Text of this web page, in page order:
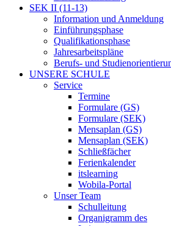
SEK II (11-13)
Information und Anmeldung
Einführungsphase
Qualifikationsphase
Jahresarbeitspläne
Berufs- und
UNSERE SCHULE
Service
Termine
Formulare (GS)
Formulare (SEK)
Mensaplan (GS)
Mensaplan (SEK)
Schließfächer
Ferienkalender
itslearning
Wobila-Portal
Unser Team
Schulleitung
Organigramm des